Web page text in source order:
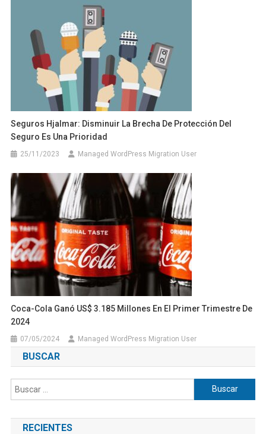
Seguros Hjalmar: Disminuir La Brecha De Protección Del
Seguro Es Una Prioridad
25/11/2023 Managed WordPress Migration User
Coca-Cola Ganó US$ 3.185 Millones En El Primer Trimestre De
2024
07/05/2024 Managed WordPress Migration User
BUSCAR
Buscar:
RECIENTES